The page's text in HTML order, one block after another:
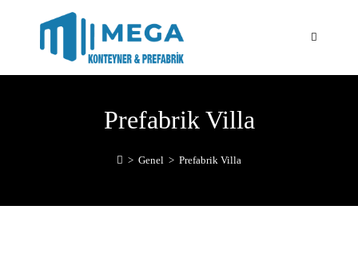
Prefabrik Villa
> Genel > Prefabrik Villa